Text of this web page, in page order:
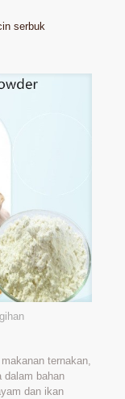
serbuk
ternakan,
bahan
dan ikan